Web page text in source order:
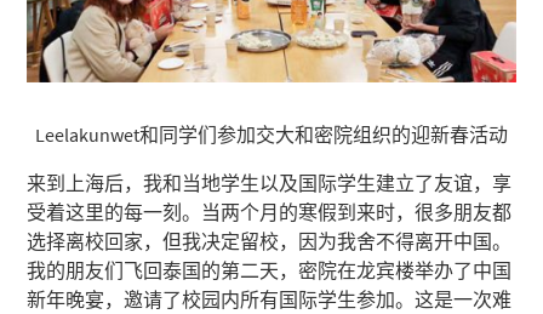
Leelakunwet和同学们参加交大和密院组织的迎新春活动
来到上海后，我和当地学生以及国际学生建立了友谊，享
受着这里的每一刻。当两个月的寒假到来时，很多朋友都
选择离校回家，但我决定留校，因为我舍不得离开中国。
我的朋友们飞回泰国的第二天，密院在龙宾楼举办了中国
新年晚宴，邀请了校园内所有国际学生参加。这是一次难